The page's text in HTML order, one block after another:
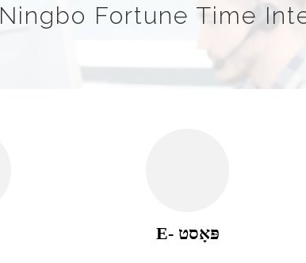
Ningbo Fortune Time
E- פּאָסט